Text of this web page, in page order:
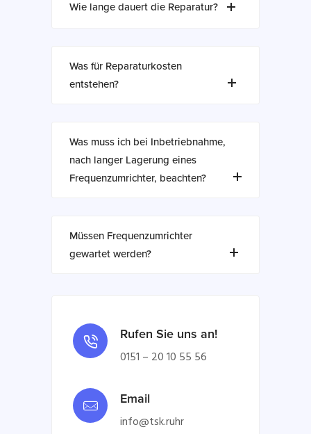
Wie lange dauert die Reparatur?
Was für Reparaturkosten
entstehen?
Was muss ich bei Inbetriebnahme,
nach langer Lagerung eines
Frequenzumrichter, beachten?
Müssen Frequenzumrichter
gewartet werden?
Rufen Sie uns an!
0151 – 20 10 55 56
Email
info@tsk.ruhr